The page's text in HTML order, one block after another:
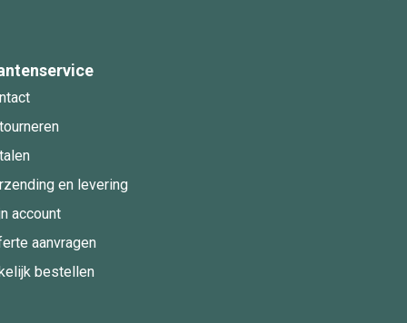
en levering
account
aanvragen
bestellen